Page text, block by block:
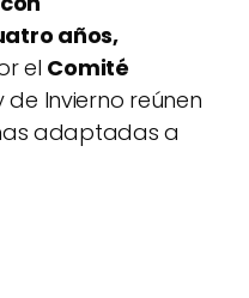
años,
el Comité
Invierno reúnen
adaptadas a